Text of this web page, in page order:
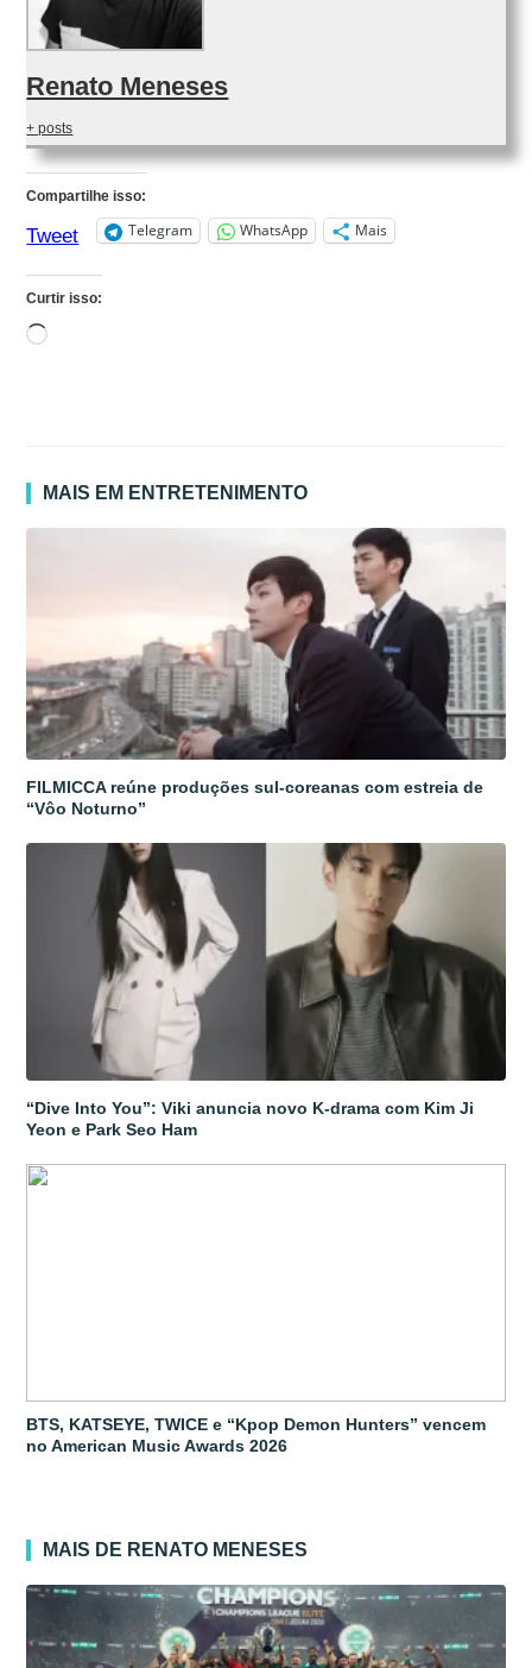
Renato Meneses
+ posts
Compartilhe isso:
Tweet Telegram WhatsApp Mais
Curtir isso:
Carregando...
MAIS EM ENTRETENIMENTO
FILMICCA reúne produções sul-coreanas com estreia de
“Vôo Noturno”
“Dive Into You”: Viki anuncia novo K-drama com Kim Ji
Yeon e Park Seo Ham
BTS, KATSEYE, TWICE e “Kpop Demon Hunters” vencem
no American Music Awards 2026
MAIS DE RENATO MENESES